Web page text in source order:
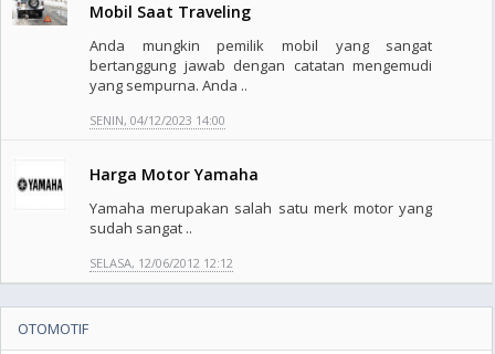
Mobil Saat Traveling
Anda mungkin pemilik mobil yang sangat
bertanggung jawab dengan catatan mengemudi
yang sempurna. Anda ..
SENIN, 04/12/2023 14:00
Harga Motor Yamaha
Yamaha merupakan salah satu merk motor yang
sudah sangat ..
SELASA, 12/06/2012 12:12
OTOMOTIF